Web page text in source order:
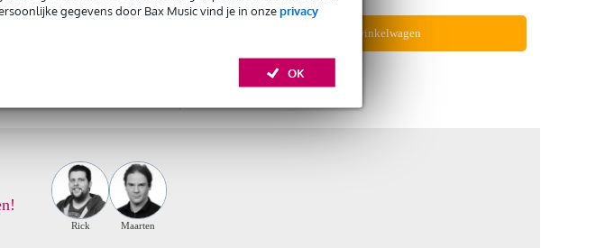
gegevens door Bax Music vind je in onzeprivacy
OK
Vergelijken
In mijn winkelwagen
Rick Maarten